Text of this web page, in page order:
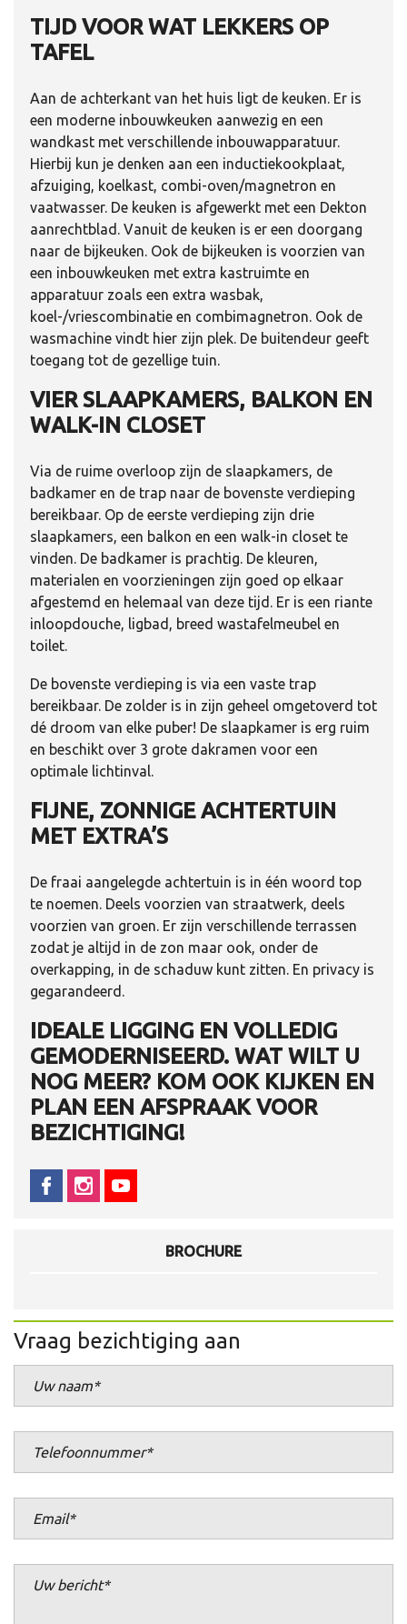
TIJD VOOR WAT LEKKERS OP
TAFEL
Aan de achterkant van het huis ligt de keuken. Er is
een moderne inbouwkeuken aanwezig en een
wandkast met verschillende inbouwapparatuur.
Hierbij kun je denken aan een inductiekookplaat,
afzuiging, koelkast, combi-oven/magnetron en
vaatwasser. De keuken is afgewerkt met een Dekton
aanrechtblad. Vanuit de keuken is er een doorgang
naar de bijkeuken. Ook de bijkeuken is voorzien van
een inbouwkeuken met extra kastruimte en
apparatuur zoals een extra wasbak,
koel-/vriescombinatie en combimagnetron. Ook de
wasmachine vindt hier zijn plek. De buitendeur geeft
toegang tot de gezellige tuin.
VIER SLAAPKAMERS, BALKON EN
WALK-IN CLOSET
Via de ruime overloop zijn de slaapkamers, de
badkamer en de trap naar de bovenste verdieping
bereikbaar. Op de eerste verdieping zijn drie
slaapkamers, een balkon en een walk-in closet te
vinden. De badkamer is prachtig. De kleuren,
materialen en voorzieningen zijn goed op elkaar
afgestemd en helemaal van deze tijd. Er is een riante
inloopdouche, ligbad, breed wastafelmeubel en
toilet.
De bovenste verdieping is via een vaste trap
bereikbaar. De zolder is in zijn geheel omgetoverd tot
dé droom van elke puber! De slaapkamer is erg ruim
en beschikt over 3 grote dakramen voor een
optimale lichtinval.
FIJNE, ZONNIGE ACHTERTUIN
MET EXTRA’S
De fraai aangelegde achtertuin is in één woord top
te noemen. Deels voorzien van straatwerk, deels
voorzien van groen. Er zijn verschillende terrassen
zodat je altijd in de zon maar ook, onder de
overkapping, in de schaduw kunt zitten. En privacy is
gegarandeerd.
IDEALE LIGGING EN VOLLEDIG
GEMODERNISEERD. WAT WILT U
NOG MEER? KOM OOK KIJKEN EN
PLAN EEN AFSPRAAK VOOR
BEZICHTIGING!
BROCHURE
Vraag bezichtiging aan